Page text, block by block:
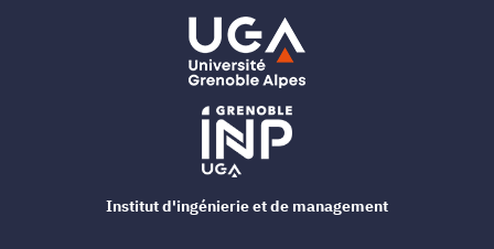
Institut d'ingénierie et de management